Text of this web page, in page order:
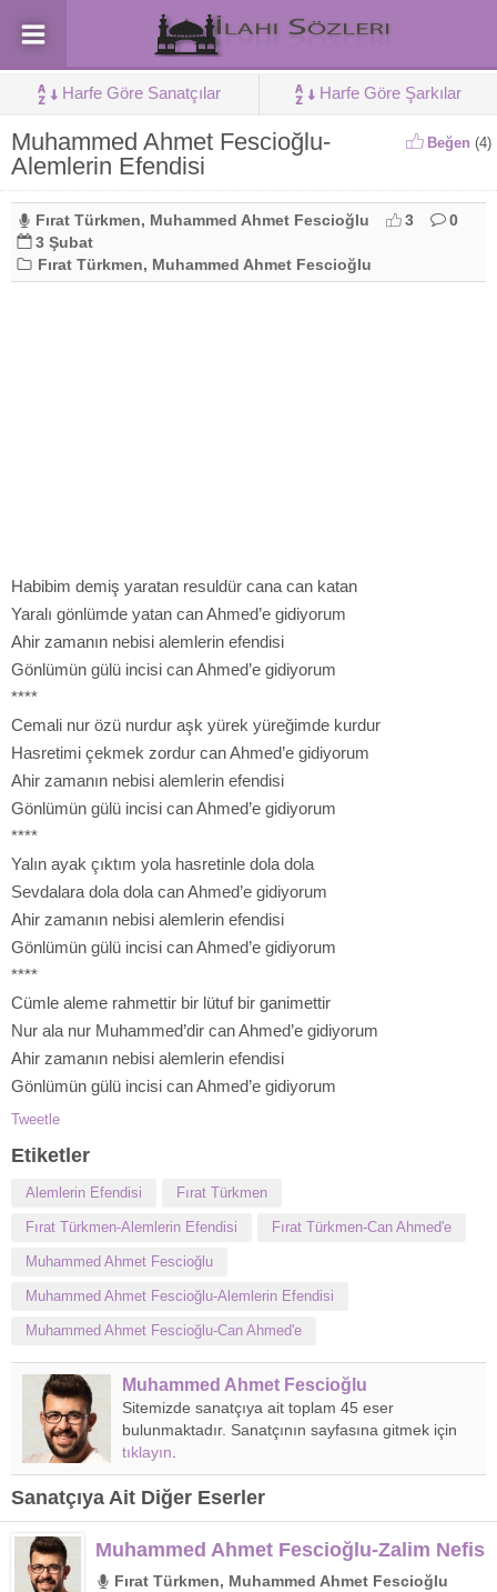
Harfe Göre Sanatçılar Harfe Göre Şarkılar
Muhammed Ahmet Fescioğlu-
Alemlerin Efendisi
Beğen (4)
Fırat Türkmen, Muhammed Ahmet Fescioğlu 3
0
3 Şubat
Fırat Türkmen, Muhammed Ahmet Fescioğlu
Habibim demiş yaratan resuldür cana can katan
Yaralı gönlümde yatan can Ahmed’e gidiyorum
Ahir zamanın nebisi alemlerin efendisi
Gönlümün gülü incisi can Ahmed’e gidiyorum
****
Cemali nur özü nurdur aşk yürek yüreğimde kurdur
Hasretimi çekmek zordur can Ahmed’e gidiyorum
Ahir zamanın nebisi alemlerin efendisi
Gönlümün gülü incisi can Ahmed’e gidiyorum
****
Yalın ayak çıktım yola hasretinle dola dola
Sevdalara dola dola can Ahmed’e gidiyorum
Ahir zamanın nebisi alemlerin efendisi
Gönlümün gülü incisi can Ahmed’e gidiyorum
****
Cümle aleme rahmettir bir lütuf bir ganimettir
Nur ala nur Muhammed’dir can Ahmed’e gidiyorum
Ahir zamanın nebisi alemlerin efendisi
Gönlümün gülü incisi can Ahmed’e gidiyorum
Tweetle
Etiketler
Alemlerin Efendisi Fırat Türkmen
Fırat Türkmen-Alemlerin Efendisi Fırat Türkmen-Can Ahmed'e
Muhammed Ahmet Fescioğlu
Muhammed Ahmet Fescioğlu-Alemlerin Efendisi
Muhammed Ahmet Fescioğlu-Can Ahmed'e
Muhammed Ahmet Fescioğlu
Sitemizde sanatçıya ait toplam 45 eser
bulunmaktadır. Sanatçının sayfasına gitmek için
tıklayın
Sanatçıya Ait Diğer Eserler
Muhammed Ahmet Fescioğlu-Zalim Nefis
Fırat Türkmen, Muhammed Ahmet Fescioğlu